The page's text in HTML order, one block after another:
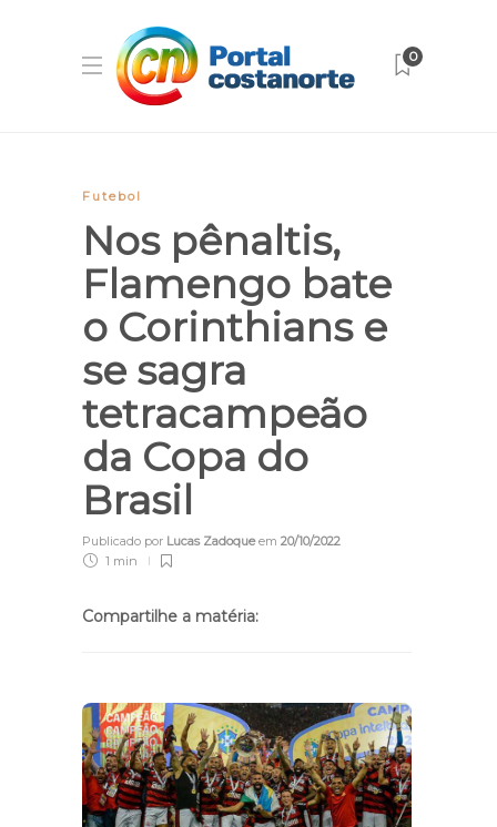
0
Futebol
Nos pênaltis,
Flamengo bate
o Corinthians e
se sagra
tetracampeão
da Copa do
Brasil
Publicado por Lucas Zadoqueem 20/10/2022
1 min
Compartilhe a matéria: